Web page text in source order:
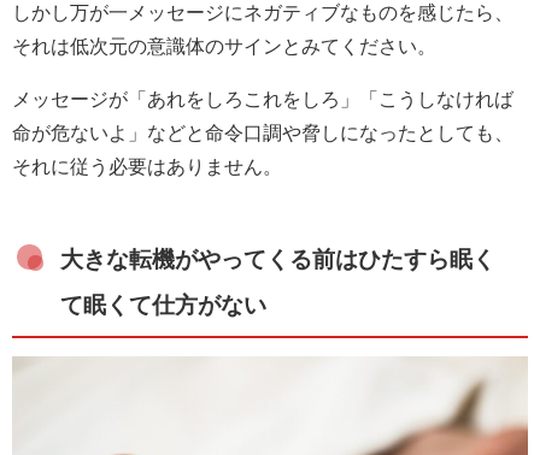
しかし万が一メッセージにネガティブなものを感じたら、
それは低次元の意識体のサインとみてください。
メッセージが「あれをしろこれをしろ」「こうしなければ
命が危ないよ」などと命令口調や脅しになったとしても、
それに従う必要はありません。
大きな転機がやってくる前はひたすら眠く
て眠くて仕方がない